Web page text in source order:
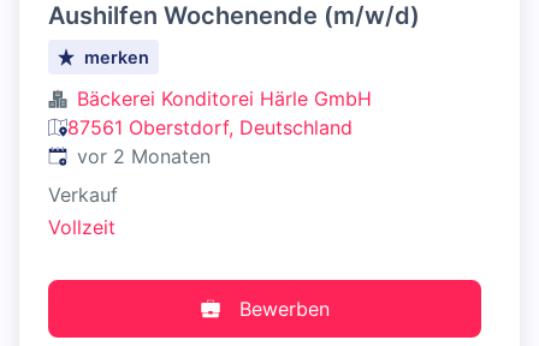
Aushilfen Wochenende (m/w/d)
merken
Bäckerei Konditorei Härle GmbH
87561 Oberstdorf, Deutschland
Veröffentlicht:
vor 2 Monaten
Verkauf
Vollzeit
Bewerben